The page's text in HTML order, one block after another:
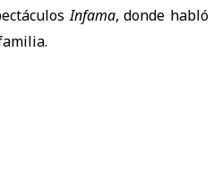
Infama, donde habló